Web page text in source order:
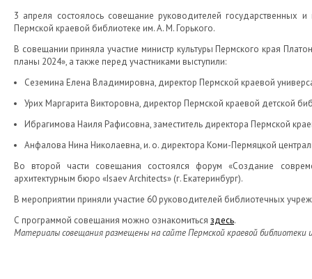
3 апреля состоялось совещание руководителей
Пермской краевой библиотеке им. А. М. Горького.
В совещании приняла участие министр культуры Пермского края
планы 2024», а также перед участниками выступили:
Сеземина Елена Владимировна, директор Пермской краевой
Урих Маргарита Викторовна, директор Пермской краевой детской
Ибрагимова Наиля Рафисовна, заместитель директора Пермской
Анфалова Нина Николаевна, и. о. директора Коми-Пермяцкой
Во второй части совещания состоялся форум «Создание
архитектурным бюро «Isaev Аrchitects» (г. Екатеринбург).
В мероприятии приняли участие 60 руководителей библиотечных
С программой совещания можно ознакомиться здесь.
Материалы совещания размещены на сайте Пермской краевой библиотеки